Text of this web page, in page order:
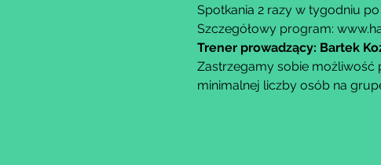
Spotkania 2 razy w tygodniu
Szczegółowy program:
Trener prowadzący: Bartek
Zastrzegamy sobie możliwość
minimalnej liczby osób na